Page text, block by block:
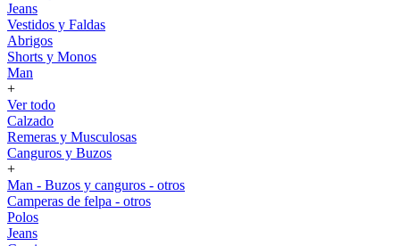
Jeans
Vestidos y Faldas
Abrigos
Shorts y Monos
Man
+
Ver todo
Calzado
Remeras y Musculosas
Canguros y Buzos
+
Man - Buzos y canguros - otros
Camperas de felpa - otros
Polos
Jeans